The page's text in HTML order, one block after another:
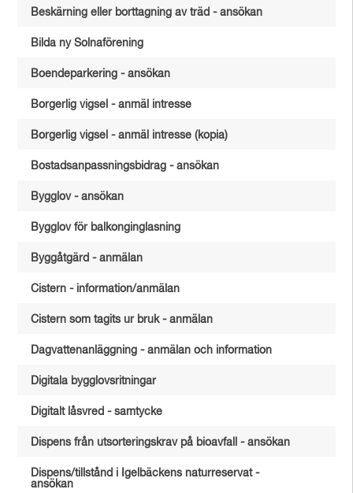
Beskärning eller borttagning av träd - ansökan
Bilda ny Solnaförening
Boendeparkering - ansökan
Borgerlig vigsel - anmäl intresse
Borgerlig vigsel - anmäl intresse (kopia)
Bostadsanpassningsbidrag - ansökan
Bygglov - ansökan
Bygglov för balkonginglasning
Byggåtgärd - anmälan
Cistern - information/anmälan
Cistern som tagits ur bruk - anmälan
Dagvattenanläggning - anmälan och information
Digitala bygglovsritningar
Digitalt låsvred - samtycke
Dispens från utsorteringskrav på bioavfall - ansökan
Dispens/tillstånd i Igelbäckens naturreservat -
ansökan